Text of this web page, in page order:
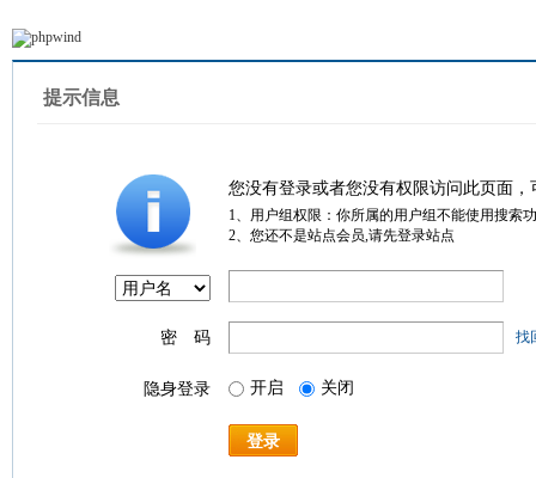
提示信息
您没有登录或者您没有权限访问此页面
1、用户组权限：你所属的用户组不能使用搜索
2、您还不是站点会员,请先登录站点
密 码 找
隐身登录 开启 关闭
登录